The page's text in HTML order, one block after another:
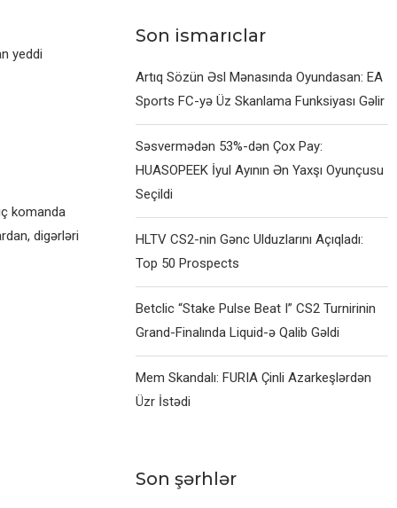
yeddi
komanda
digərləri
Son ismarıclar
Artıq Sözün Əsl Mənasında Oyundasan: EA
Sports FC-yə Üz Skanlama Funksiyası Gəlir
Səsvermədən 53%-dən Çox Pay:
HUASOPEEK İyul Ayının Ən Yaxşı Oyunçusu
Seçildi
HLTV CS2-nin Gənc Ulduzlarını Açıqladı:
Top 50 Prospects
Betclic “Stake Pulse Beat I” CS2 Turnirinin
Grand-Finalında Liquid-ə Qalib Gəldi
Mem Skandalı: FURIA Çinli Azarkeşlərdən
Üzr İstədi
Son şərhlər